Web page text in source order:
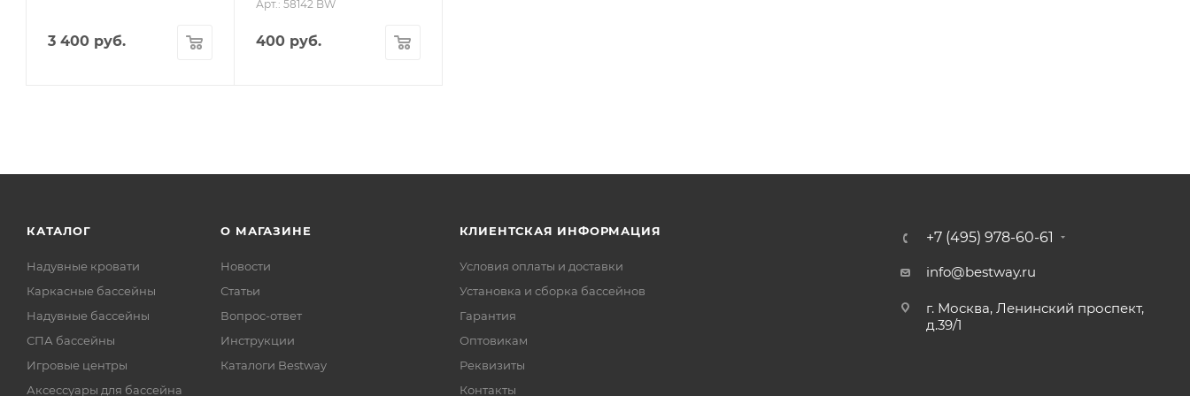
3 400 руб.
Арт.: 58142 BW
400руб.
КАТАЛОГ
Надувные кровати
Каркасные бассейны
Надувные бассейны
СПА бассейны
Игровые центры
Аксессуары для бассейна
О МАГАЗИНЕ
Новости
Статьи
Вопрос-ответ
Инструкции
Каталоги Bestway
КЛИЕНТСКАЯ ИНФОРМАЦИЯ
Условия оплаты и доставки
Установка и сборка бассейнов
Гарантия
Оптовикам
Реквизиты
Контакты
+7 (495) 978-60-61
info@bestway.ru
г. Москва, Ленинский проспект,
д.39/1